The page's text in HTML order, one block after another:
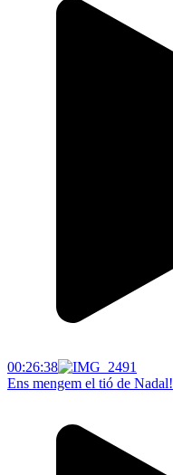
00:26:38
Ens mengem el tió de Nadal!